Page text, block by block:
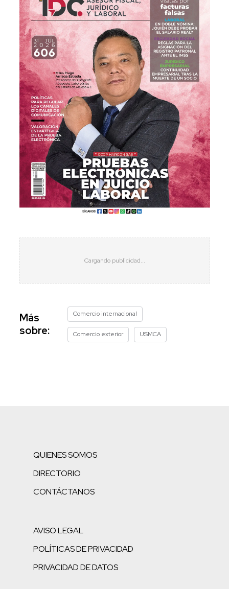
Más
sobre:
Comercio internacional
Comercio exterior USMCA
QUIENES SOMOS
DIRECTORIO
CONTÁCTANOS
AVISO LEGAL
POLÍTICAS DE PRIVACIDAD
PRIVACIDAD DE DATOS